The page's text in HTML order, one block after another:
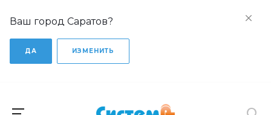
Ваш город Саратов?
ДА ИЗМЕНИТЬ